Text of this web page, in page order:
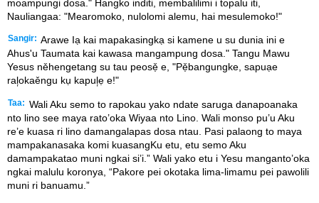
moampungi dosa." Hangko inditi, membalilimi i topalu iti,
Nauliangaa: "Mearomoko, nulolomi alemu, hai mesulemoko!"
Sangir: Arawe Iạ kai mapakasingkạ si kamene u su dunia ini e
Ahus'u Taumata kai kawasa mangampung dosa." Tangu Mawu
Yesus něhengetang su tau peosẹ̌ e, "Pẹ̌bangungke, sapuạe
ral᷊okaěngu kụ kapul᷊ẹ e!"
Taa: Wali Aku semo to rapokau yako ndate saruga danapoanaka
nto lino see maya rato’oka Wiyaa nto Lino. Wali monso pu’u Aku
re’e kuasa ri lino damangalapas dosa ntau. Pasi palaong to maya
mampakanasaka komi kuasangKu etu, etu semo Aku
damampakatao muni ngkai si’i.” Wali yako etu i Yesu manganto’oka
ngkai malulu koronya, “Pakore pei okotaka lima-limamu pei pawolili
muni ri banuamu.”